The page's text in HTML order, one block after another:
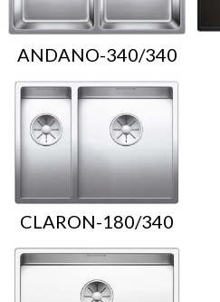
ANDANO-340/340
CLARON-180/340